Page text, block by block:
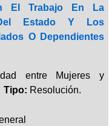
El Trabajo En La
Del Estado Y Los
O Dependientes
entre Mujeres y
Tipo: Resolución.